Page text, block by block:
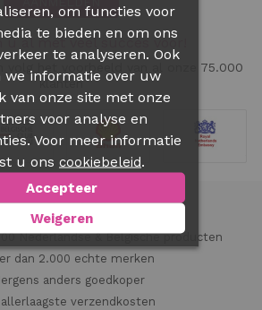
u al met veel succes voor!
volg het voorbeeld van al onze 75.000
klanten
Dutch Stuff
Nederlandse & Belgische producten
dan 2.000 echte merken
anders goedkoper
verzendkosten
om functies voor
te bieden en om ons
te analyseren. Ook
we informatie over uw
van onze site met onze
voor analyse en
Voor meer informatie
u ons cookiebeleid.
Accepteer
Weigeren